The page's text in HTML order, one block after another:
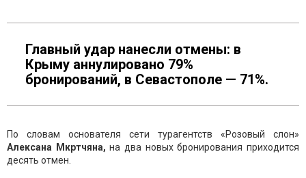
Главный удар нанесли отмены: в
Крыму аннулировано 79%
бронирований, в Севастополе — 71%.
По словам основателя сети турагентств «Розовый слон»
Алексана Мкртчяна, на два новых бронирования приходится
десять отмен.